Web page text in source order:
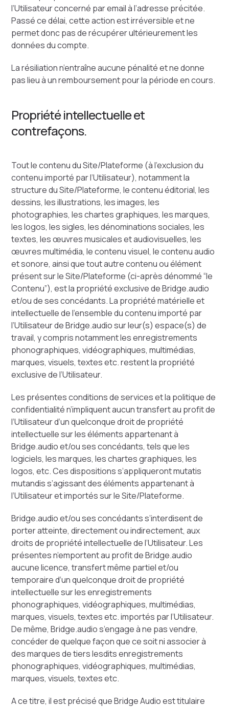
l’Utilisateur concerné par email à l’adresse précitée.
Passé ce délai, cette action est irréversible et ne
permet donc pas de récupérer ultérieurement les
données du compte.
La résiliation n’entraîne aucune pénalité et ne donne
pas lieu à un remboursement pour la période en cours.
Propriété intellectuelle et
contrefaçons.
Tout le contenu du Site/Plateforme (à l’exclusion du
contenu importé par l’Utilisateur), notamment la
structure du Site/Plateforme, le contenu éditorial, les
dessins, les illustrations, les images, les
photographies, les chartes graphiques, les marques,
les logos, les sigles, les dénominations sociales, les
textes, les œuvres musicales et audiovisuelles, les
œuvres multimédia, le contenu visuel, le contenu audio
et sonore, ainsi que tout autre contenu ou élément
présent sur le Site/Plateforme (ci-après dénommé “le
Contenu”), est la propriété exclusive de Bridge.audio
et/ou de ses concédants. La propriété matérielle et
intellectuelle de l’ensemble du contenu importé par
l’Utilisateur de Bridge.audio sur leur(s) espace(s) de
travail, y compris notamment les enregistrements
phonographiques, vidéographiques, multimédias,
marques, visuels, textes etc. restent la propriété
exclusive de l’Utilisateur.
Les présentes conditions de services et la politique de
confidentialité n’impliquent aucun transfert au profit de
l’Utilisateur d’un quelconque droit de propriété
intellectuelle sur les éléments appartenant à
Bridge.audio et/ou ses concédants, tels que les
logiciels, les marques, les chartes graphiques, les
logos, etc. Ces dispositions s’appliqueront mutatis
mutandis s’agissant des éléments appartenant à
l’Utilisateur et importés sur le Site/Plateforme.
Bridge.audio et/ou ses concédants s’interdisent de
porter atteinte, directement ou indirectement, aux
droits de propriété intellectuelle de l’Utilisateur. Les
présentes n’emportent au profit de Bridge.audio
aucune licence, transfert même partiel et/ou
temporaire d’un quelconque droit de propriété
intellectuelle sur les enregistrements
phonographiques, vidéographiques, multimédias,
marques, visuels, textes etc. importés par l’Utilisateur.
De même, Bridge.audio s’engage à ne pas vendre,
concéder de quelque façon que ce soit ni associer à
des marques de tiers lesdits enregistrements
phonographiques, vidéographiques, multimédias,
marques, visuels, textes etc.
A ce titre, il est précisé que Bridge Audio est titulaire